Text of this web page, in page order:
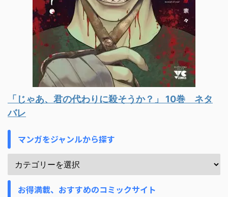
「じゃあ、君の代わりに殺そうか？」 10巻 ネタ
バレ
マンガをジャンルから探す
お得満載、おすすめのコミックサイト